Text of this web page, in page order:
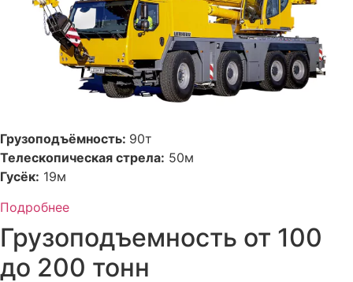
Грузоподъёмность: 90т
Телескопическая стрела: 50м
Гусёк: 19м
Подробнее
Грузоподъемность от 100
до 200 тонн